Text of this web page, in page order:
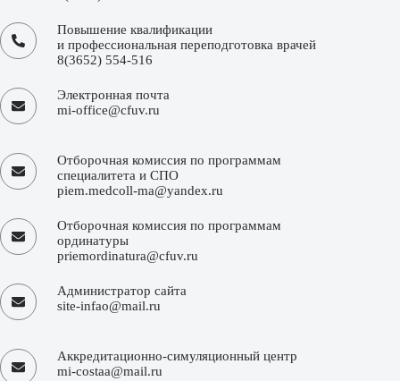
Повышение квалификации
и профессиональная переподготовка врачей
8(3652) 554-516
Электронная почта
mi-office@cfuv.ru
Отборочная комиссия по программам
специалитета и СПО
piem.medcoll-ma@yandex.ru
Отборочная комиссия по программам
ординатуры
priemordinatura@cfuv.ru
Администратор сайта
site-infao@mail.ru
Аккредитационно-симуляционный центр
mi-costaa@mail.ru